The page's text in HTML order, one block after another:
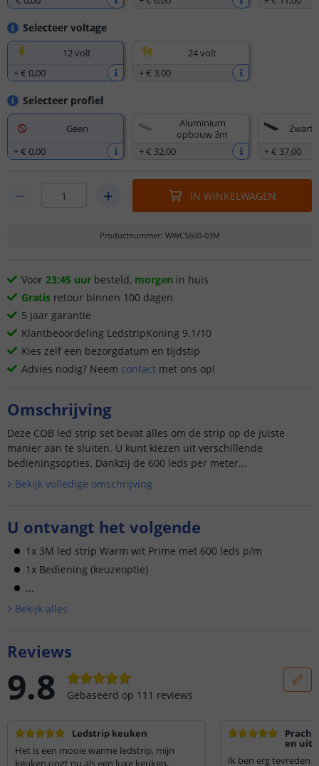
Selecteer voltage
12 volt
+€ 0,00
24 volt
+€ 3,00
Selecteer profiel
Geen
+€ 0,00
Aluminium
opbouw 3m
+€ 32,00
Zwart
+€ 37,00
IN WINKELWAGEN
Productnummer: WWCS600-03M
Voor 23:45 uur besteld, morgen in huis
Gratis retour binnen 100 dagen
5 jaar garantie
Klantbeoordeling LedstripKoning 9.1/10
Kies zelf een bezorgdatum en tijdstip
Advies nodig? Neem contact met ons op!
Omschrijving
Deze COB led strip set bevat alles om de strip op de juiste
manier aan te sluiten. U kunt kiezen uit verschillende
bedieningsopties. Dankzij de 600 leds per meter...
Bekijk volledige omschrijving
U ontvangt het volgende
1x 3M led strip Warm wit Prime met 600 leds p/m
1x Bediening (keuzeoptie)
...
Bekijk alles
Reviews
9.8 Gebaseerd op 111 reviews
Ledstrip keuken
Het is een mooie warme ledstrip, mijn
keuken oogt nu als een luxe keuken,
en
Ik ben erg tevreden